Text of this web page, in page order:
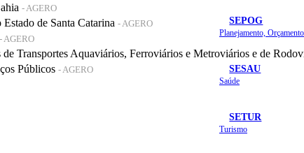
SEPOG
SESAU
Saúde
SETUR
Turismo
- AGERO
de Santa Catarina - AGERO
- AGERO
Transportes Aquaviários, Ferroviários e Metroviários e de
Públicos - AGERO